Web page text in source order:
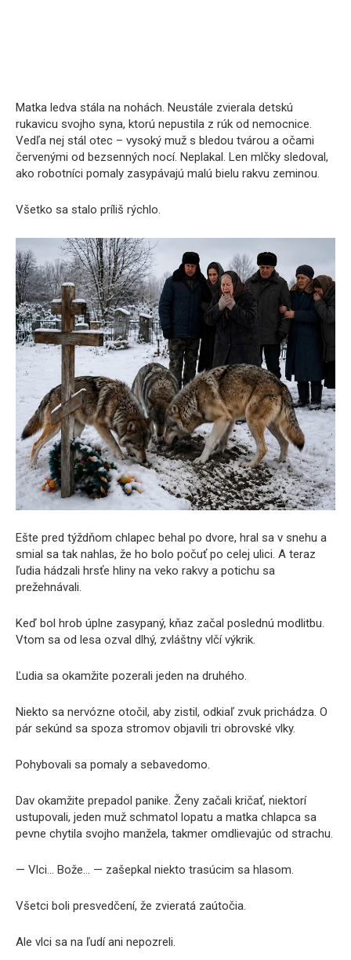
Matka ledva stála na nohách. Neustále zvierala detskú
rukavicu svojho syna, ktorú nepustila z rúk od nemocnice.
Vedľa nej stál otec – vysoký muž s bledou tvárou a očami
červenými od bezsenných nocí. Neplakal. Len mlčky sledoval,
ako robotníci pomaly zasypávajú malú bielu rakvu zeminou.
Všetko sa stalo príliš rýchlo.
Ešte pred týždňom chlapec behal po dvore, hral sa v snehu a
smial sa tak nahlas, že ho bolo počuť po celej ulici. A teraz
ľudia hádzali hrsťe hliny na veko rakvy a potichu sa
prežehnávali.
Keď bol hrob úplne zasypaný, kňaz začal poslednú modlitbu.
Vtom sa od lesa ozval dlhý, zvláštny vlčí výkrik.
Ľudia sa okamžite pozerali jeden na druhého.
Niekto sa nervózne otočil, aby zistil, odkiaľ zvuk prichádza. O
pár sekúnd sa spoza stromov objavili tri obrovské vlky.
Pohybovali sa pomaly a sebavedomo.
Dav okamžite prepadol panike. Ženy začali kričať, niektorí
ustupovali, jeden muž schmatol lopatu a matka chlapca sa
pevne chytila svojho manžela, takmer omdlievajúc od strachu.
— Vlci… Bože… — zašepkal niekto trasúcim sa hlasom.
Všetci boli presvedčení, že zvieratá zaútočia.
Ale vlci sa na ľudí ani nepozreli.